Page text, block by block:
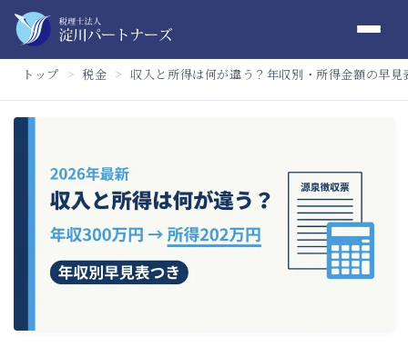
トップ ＞ 税金 ＞ 収入と所得は何が違う？年収別・所得金額の早見